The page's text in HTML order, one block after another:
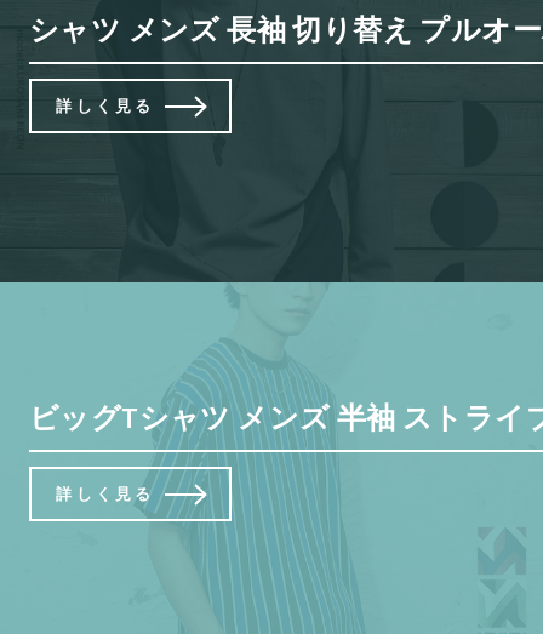
シャツ メンズ 長袖 切り替え プルオ
詳しく見る
ビッグTシャツ メンズ 半袖 ストラ
詳しく見る